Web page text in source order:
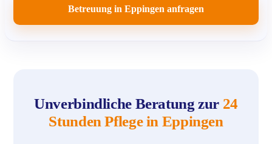
Sulzfeld PLZ: 75056
Betreuung in Eppingen anfragen
Unverbindliche Beratung zur 24
Stunden Pflege in Eppingen